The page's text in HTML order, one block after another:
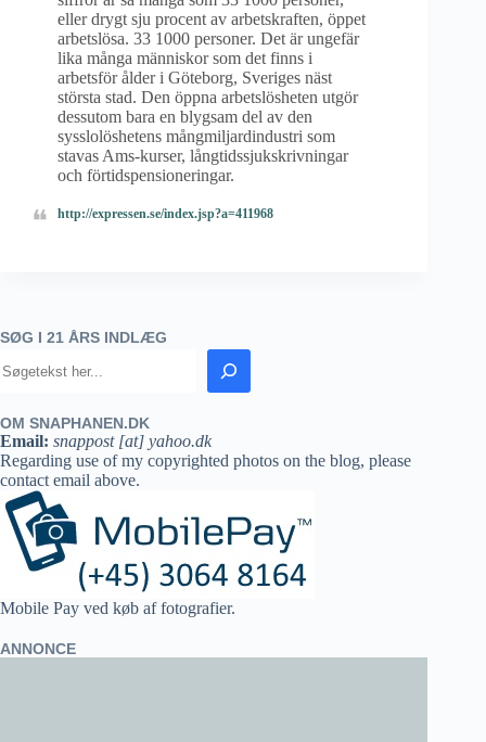
eller drygt sju procent av arbetskraften, öppet
arbetslösa. 33 1000 personer. Det är ungefär
lika många människor som det finns i
arbetsför ålder i Göteborg, Sveriges näst
största stad. Den öppna arbetslösheten utgör
dessutom bara en blygsam del av den
sysslolöshetens mångmiljardindustri som
stavas Ams-kurser, långtidssjukskrivningar
och förtidspensioneringar.
http://expressen.se/index.jsp?a=411968
SØG I 21 ÅRS INDLÆG
OM SNAPHANEN.DK
Email: snappost [at] yahoo.dk
Regarding use of my copyrighted photos on the blog, please
contact email above.
Mobile Pay ved køb af fotografier.
ANNONCE